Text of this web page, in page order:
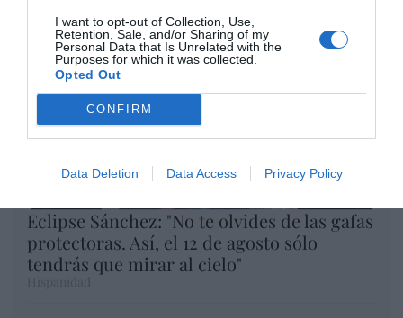
I want to opt-out of Collection, Use,
Retention, Sale, and/or Sharing of my
Personal Data that Is Unrelated with the
Purposes for which it was collected.
Opted Out
CONFIRM
Data Deletion Data Access Privacy Policy
Eclipse Sánchez: "No te olvides de las gafas
protectoras. Así, el 12 de agosto sólo
tendrás que mirar al cielo"